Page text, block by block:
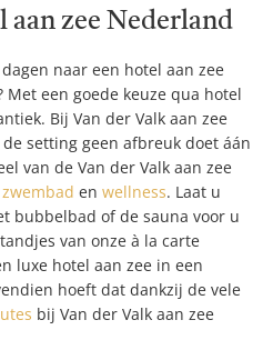
zee Nederland
naar een hotel aan zee
een goede keuze qua hotel
Bij Van der Valk aan zee
setting geen afbreuk doet áán
van de Van der Valk aan zee
zwembad en wellness. Laat u
bubbelbad of de sauna voor u
van onze à la carte
luxe hotel aan zee in een
hoeft dat dankzij de vele
bij Van der Valk aan zee